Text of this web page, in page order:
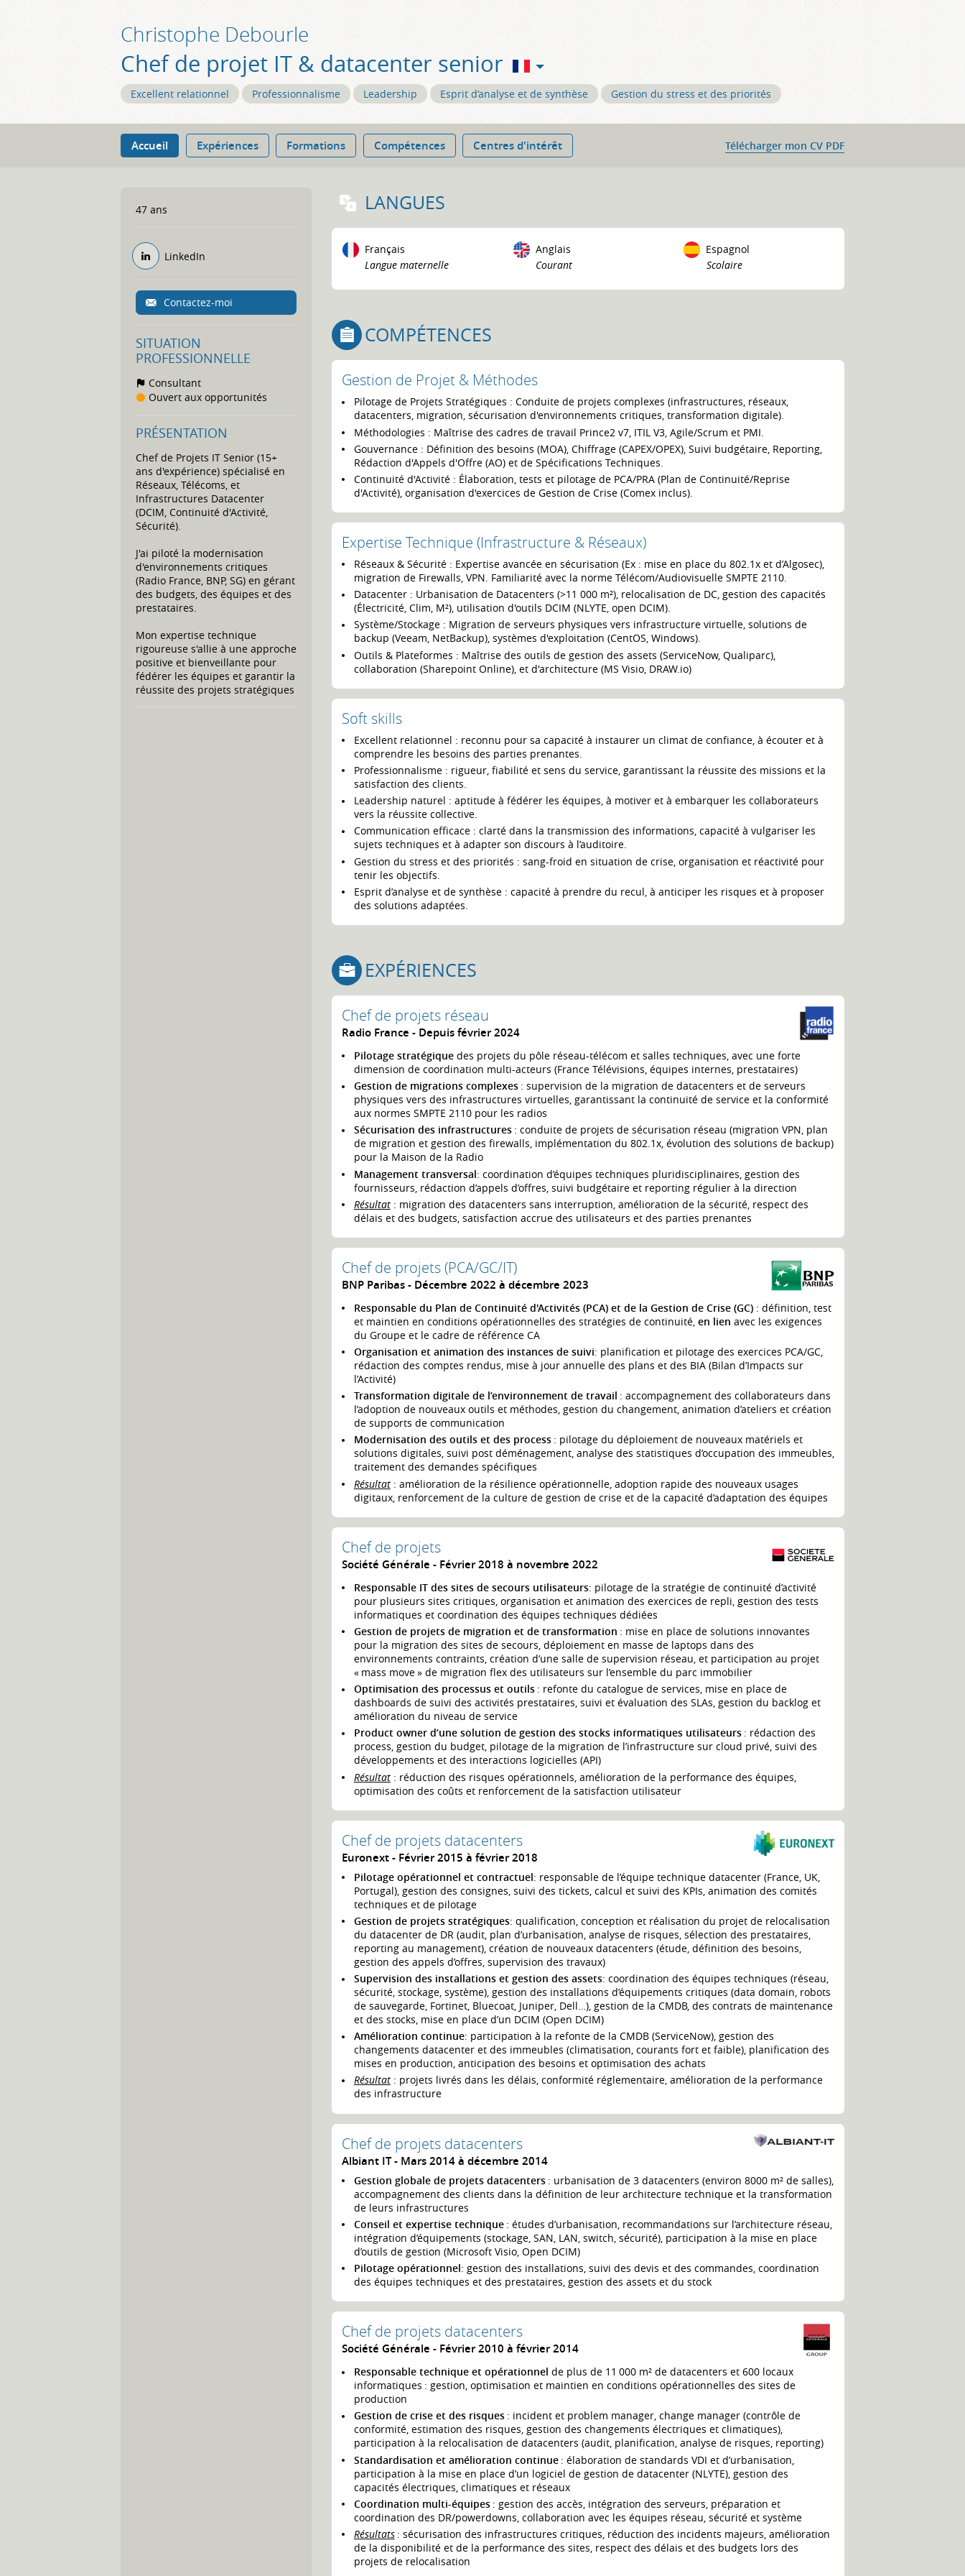
Christophe Debourle
Chef de projet IT & datacenter senior
Excellent relationnel Professionnalisme Leadership Esprit d’analyse et de synthèse Gestion du stress et des priorités
Accueil Expériences Formations Compétences Centres d'intérêt Télécharger mon CV PDF
47 ans
LinkedIn
Contactez-moi
SITUATION
PROFESSIONNELLE
Consultant
Ouvert aux opportunités
PRÉSENTATION
Chef de Projets IT Senior (15+
ans d'expérience) spécialisé en
Réseaux, Télécoms, et
Infrastructures Datacenter
(DCIM, Continuité d'Activité,
Sécurité).
J'ai piloté la modernisation
d'environnements critiques
(Radio France, BNP, SG) en gérant
des budgets, des équipes et des
prestataires.
Mon expertise technique
rigoureuse s'allie à une approche
positive et bienveillante pour
fédérer les équipes et garantir la
réussite des projets stratégiques
LANGUES
Français
Langue maternelle
Anglais
Courant
Espagnol
Scolaire
COMPÉTENCES
Gestion de Projet & Méthodes
Pilotage de Projets Stratégiques : Conduite de projets complexes (infrastructures, réseaux,
datacenters, migration, sécurisation d'environnements critiques, transformation digitale).
Méthodologies : Maîtrise des cadres de travail Prince2 v7, ITIL V3, Agile/Scrum et PMI.
Gouvernance : Définition des besoins (MOA), Chiffrage (CAPEX/OPEX), Suivi budgétaire, Reporting,
Rédaction d'Appels d'Offre (AO) et de Spécifications Techniques.
Continuité d'Activité : Élaboration, tests et pilotage de PCA/PRA (Plan de Continuité/Reprise
d'Activité), organisation d'exercices de Gestion de Crise (Comex inclus).
Expertise Technique (Infrastructure & Réseaux)
Réseaux & Sécurité : Expertise avancée en sécurisation (Ex : mise en place du 802.1x et d’Algosec),
migration de Firewalls, VPN. Familiarité avec la norme Télécom/Audiovisuelle SMPTE 2110.
Datacenter : Urbanisation de Datacenters (>11 000 m²), relocalisation de DC, gestion des capacités
(Électricité, Clim, M²), utilisation d'outils DCIM (NLYTE, open DCIM).
Système/Stockage : Migration de serveurs physiques vers infrastructure virtuelle, solutions de
backup (Veeam, NetBackup), systèmes d'exploitation (CentOS, Windows).
Outils & Plateformes : Maîtrise des outils de gestion des assets (ServiceNow, Qualiparc),
collaboration (Sharepoint Online), et d'architecture (MS Visio, DRAW.io)
Soft skills
Excellent relationnel : reconnu pour sa capacité à instaurer un climat de confiance, à écouter et à
comprendre les besoins des parties prenantes.
Professionnalisme : rigueur, fiabilité et sens du service, garantissant la réussite des missions et la
satisfaction des clients.
Leadership naturel : aptitude à fédérer les équipes, à motiver et à embarquer les collaborateurs
vers la réussite collective.
Communication efficace : clarté dans la transmission des informations, capacité à vulgariser les
sujets techniques et à adapter son discours à l’auditoire.
Gestion du stress et des priorités : sang-froid en situation de crise, organisation et réactivité pour
tenir les objectifs.
Esprit d’analyse et de synthèse : capacité à prendre du recul, à anticiper les risques et à proposer
des solutions adaptées.
EXPÉRIENCES
Chef de projets réseau
Radio France Depuis février 2024
Pilotage stratégiquedes projets du pôle réseau-télécom et salles techniques, avec une forte
dimension de coordination multi-acteurs (France Télévisions, équipes internes, prestataires)
Gestion de migrations complexes: supervision de la migration de datacenters et de serveurs
physiques vers des infrastructures virtuelles, garantissant la continuité de service et la conformité
aux normes SMPTE 2110 pour les radios
Sécurisation des infrastructures: conduite de projets de sécurisation réseau (migration VPN, plan
de migration et gestion des firewalls, implémentation du 802.1x, évolution des solutions de backup)
pour la Maison de la Radio
Management transversal: coordination d’équipes techniques pluridisciplinaires, gestion des
fournisseurs, rédaction d’appels d’offres, suivi budgétaire et reporting régulier à la direction
Résultat: migration des datacenters sans interruption, amélioration de la sécurité, respect des
délais et des budgets, satisfaction accrue des utilisateurs et des parties prenantes
Chef de projets (PCA/GC/IT)
BNP Paribas Décembre 2022 à décembre 2023
Responsable du Plan de Continuité d'Activités (PCA) et de la Gestion de Crise (GC): définition, test
et maintien en conditions opérationnelles des stratégies de continuité, en lien avec les exigences
du Groupe et le cadre de référence CA
Organisation et animation des instances de suivi: planification et pilotage des exercices PCA/GC,
rédaction des comptes rendus, mise à jour annuelle des plans et des BIA (Bilan d’Impacts sur
l’Activité)
Transformation digitale de l’environnement de travail : accompagnement des collaborateurs dans
l’adoption de nouveaux outils et méthodes, gestion du changement, animation d’ateliers et création
de supports de communication
Modernisation des outils et des process: pilotage du déploiement de nouveaux matériels et
solutions digitales, suivi post déménagement, analyse des statistiques d’occupation des immeubles,
traitement des demandes spécifiques
Résultat: amélioration de la résilience opérationnelle, adoption rapide des nouveaux usages
digitaux, renforcement de la culture de gestion de crise et de la capacité d’adaptation des équipes
Chef de projets
Société Générale Février 2018 à novembre 2022
Responsable IT des sites de secours utilisateurs: pilotage de la stratégie de continuité d’activité
pour plusieurs sites critiques, organisation et animation des exercices de repli, gestion des tests
informatiques et coordination des équipes techniques dédiées
Gestion de projets de migration et de transformation : mise en place de solutions innovantes
pour la migration des sites de secours, déploiement en masse de laptops dans des
environnements contraints, création d’une salle de supervision réseau, et participation au projet
« mass move » de migration flex des utilisateurs sur l’ensemble du parc immobilier
Optimisation des processus et outils: refonte du catalogue de services, mise en place de
dashboards de suivi des activités prestataires, suivi et évaluation des SLAs, gestion du backlog et
amélioration du niveau de service
Product owner d’une solution de gestion des stocks informatiques utilisateurs: rédaction des
process, gestion du budget, pilotage de la migration de l’infrastructure sur cloud privé, suivi des
développements et des interactions logicielles (API)
Résultat: réduction des risques opérationnels, amélioration de la performance des équipes,
optimisation des coûts et renforcement de la satisfaction utilisateur
Chef de projets datacenters
Euronext Février 2015 à février 2018
Pilotage opérationnel et contractuel: responsable de l’équipe technique datacenter (France, UK,
Portugal), gestion des consignes, suivi des tickets, calcul et suivi des KPIs, animation des comités
techniques et de pilotage
Gestion de projets stratégiques: qualification, conception et réalisation du projet de relocalisation
du datacenter de DR (audit, plan d’urbanisation, analyse de risques, sélection des prestataires,
reporting au management), création de nouveaux datacenters (étude, définition des besoins,
gestion des appels d’offres, supervision des travaux)
Supervision des installations et gestion des assets: coordination des équipes techniques (réseau,
sécurité, stockage, système), gestion des installations d’équipements critiques (data domain, robots
de sauvegarde, Fortinet, Bluecoat, Juniper, Dell…), gestion de la CMDB, des contrats de maintenance
et des stocks, mise en place d’un DCIM (Open DCIM)
Amélioration continue: participation à la refonte de la CMDB (ServiceNow), gestion des
changements datacenter et des immeubles (climatisation, courants fort et faible), planification des
mises en production, anticipation des besoins et optimisation des achats
Résultat: projets livrés dans les délais, conformité réglementaire, amélioration de la performance
des infrastructure
Chef de projets datacenters
Albiant IT Mars 2014 à décembre 2014
Gestion globale de projets datacenters: urbanisation de 3 datacenters (environ 8000 m² de salles),
accompagnement des clients dans la définition de leur architecture technique et la transformation
de leurs infrastructures
Conseil et expertise technique: études d’urbanisation, recommandations sur l’architecture réseau,
intégration d’équipements (stockage, SAN, LAN, switch, sécurité), participation à la mise en place
d’outils de gestion (Microsoft Visio, Open DCIM)
Pilotage opérationnel: gestion des installations, suivi des devis et des commandes, coordination
des équipes techniques et des prestataires, gestion des assets et du stock
Chef de projets datacenters
Société Générale Février 2010 à février 2014
Responsable technique et opérationnel de plus de 11 000 m² de datacenters et 600 locaux
informatiques : gestion, optimisation et maintien en conditions opérationnelles des sites de
production
Gestion de crise et des risques: incident et problem manager, change manager (contrôle de
conformité, estimation des risques, gestion des changements électriques et climatiques),
participation à la relocalisation de datacenters (audit, planification, analyse de risques, reporting)
Standardisation et amélioration continue: élaboration de standards VDI et d’urbanisation,
participation à la mise en place d’un logiciel de gestion de datacenter (NLYTE), gestion des
capacités électriques, climatiques et réseaux
Coordination multi-équipes: gestion des accès, intégration des serveurs, préparation et
coordination des DR/powerdowns, collaboration avec les équipes réseau, sécurité et système
Résultats: sécurisation des infrastructures critiques, réduction des incidents majeurs, amélioration
de la disponibilité et de la performance des sites, respect des délais et des budgets lors des
projets de relocalisation